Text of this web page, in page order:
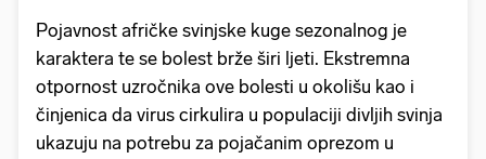
Pojavnost afričke svinjske kuge sezonalnog je
karaktera te se bolest brže širi ljeti. Ekstremna
otpornost uzročnika ove bolesti u okolišu kao i
činjenica da virus cirkulira u populaciji divljih svinja
ukazuju na potrebu za pojačanim oprezom u